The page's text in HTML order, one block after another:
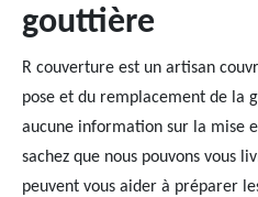
gouttière
R couverture est un artisan
pose et du remplacement de la
aucune information sur la mise
sachez que nous pouvons vous
peuvent vous aider à préparer